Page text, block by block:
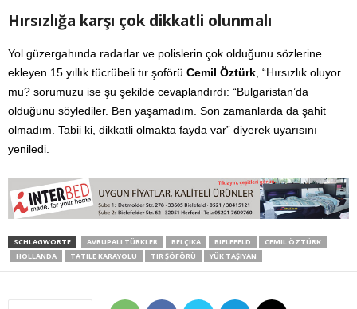
Hırsızlığa karşı çok dikkatli olunmalı
Yol güzergahında radarlar ve polislerin çok olduğunu sözlerine
ekleyen 15 yıllık tücrübeli tır şoförü Cemil Öztürk , “Hırsızlık oluyor
mu? sorumuzu ise şu şekilde cevaplandırdı: “Bulgaristan’da
olduğunu söylediler. Ben yaşamadım. Son zamanlarda da şahit
olmadım. Tabii ki, dikkatli olmakta fayda var” diyerek uyarısını
yeniledi.
SCHLAGWORTE AVRUPALI TÜRKLER BELÇIKA BIELEFELD
CEMIL ÖZTÜRK
HOLLANDA
TATILE KARAYOLU TIR ŞÖFÖRÜ YÜK TAŞIYAN